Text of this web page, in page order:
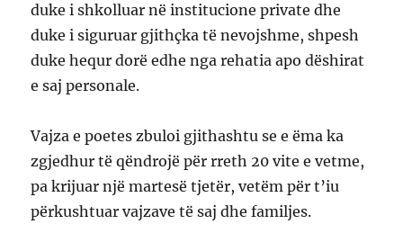
duke i shkolluar në institucione private dhe
duke i siguruar gjithçka të nevojshme, shpesh
duke hequr dorë edhe nga rehatia apo dëshirat
e saj personale.
Vajza e poetes zbuloi gjithashtu se e ëma ka
zgjedhur të qëndrojë për rreth 20 vite e vetme,
pa krijuar një martesë tjetër, vetëm për t’iu
përkushtuar vajzave të saj dhe familjes.